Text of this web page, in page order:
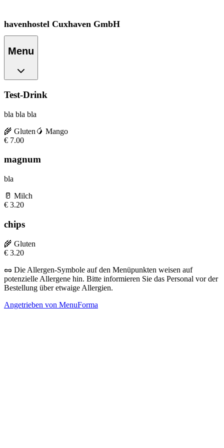
havenhostel Cuxhaven GmbH
Menu
Test-Drink
bla bla bla
🌾 Gluten 🥭 Mango
€ 7.00
magnum
bla
🥛 Milch
€ 3.20
chips
🌾 Gluten
€ 3.20
🥜 Die Allergen-Symbole auf den Menüpunkten weisen auf
potenzielle Allergene hin. Bitte informieren Sie das Personal vor der
Bestellung über etwaige Allergien.
Angetrieben von MenuForma